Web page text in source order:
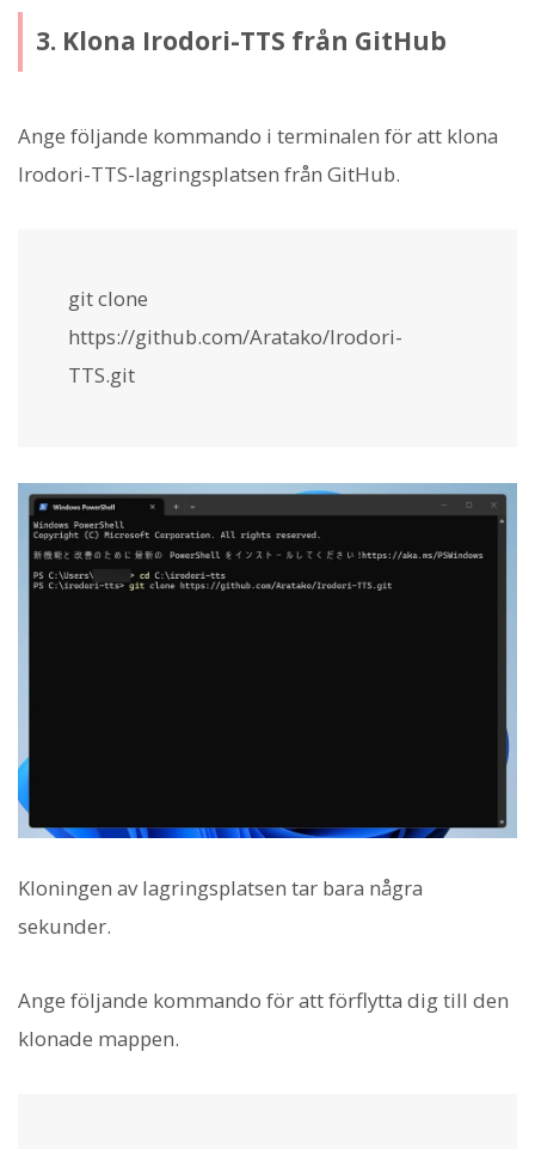
3. Klona Irodori-TTS från GitHub
Ange följande kommando i terminalen för att klona
Irodori-TTS-lagringsplatsen från GitHub.
git clone
https://github.com/Aratako/Irodori-
TTS.git
Kloningen av lagringsplatsen tar bara några
sekunder.
Ange följande kommando för att förflytta dig till den
klonade mappen.